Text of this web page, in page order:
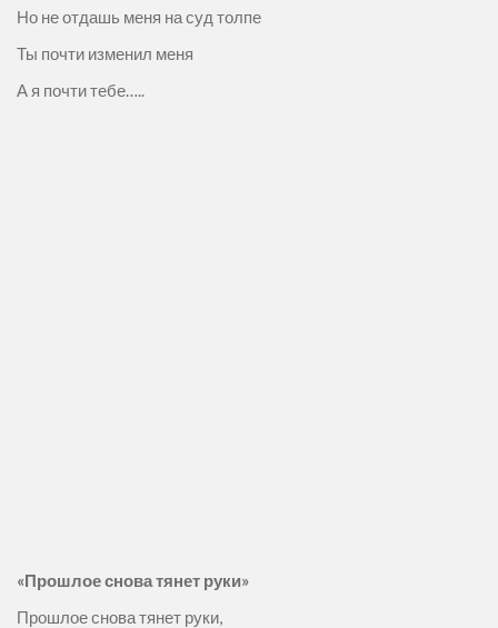
Но не отдашь меня на суд толпе
Ты почти изменил меня
А я почти тебе…..
«Прошлое снова тянет руки»
Прошлое снова тянет руки,